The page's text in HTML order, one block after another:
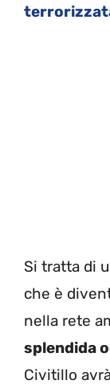
Si tratta di
che è
nella rete
splendida
Civitillo